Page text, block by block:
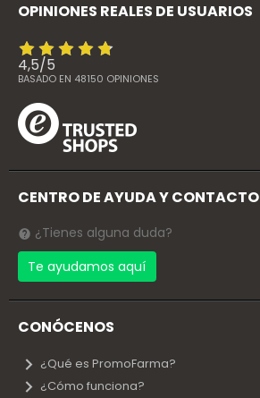
OPINIONES REALES DE USUARIOS
4,5/5
BASADO EN 48150 OPINIONES
CENTRO DE AYUDA Y CONTACTO
¿Tienes alguna duda?
Te ayudamos aquí
CONÓCENOS
¿Qué es PromoFarma?
¿Cómo funciona?